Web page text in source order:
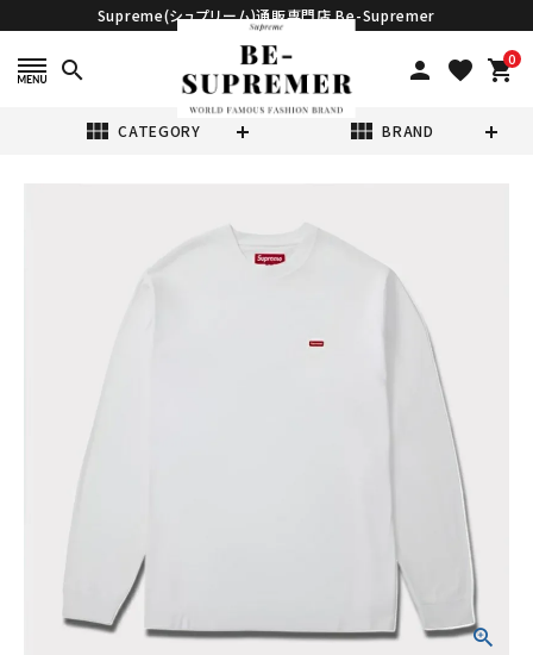
Supreme(シュプリーム)通販専門店 Be-Supremer
search person favorite 0
shopping_cart
view_module CATEGORY view_module BRAND
CATEGORY